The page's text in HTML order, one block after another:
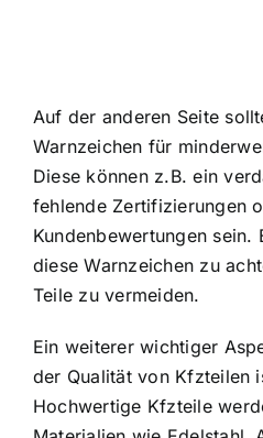
Auf der anderen Seite
Warnzeichen für
Diese können z.B. ein
fehlende Zertifizierungen
Kundenbewertungen
diese Warnzeichen zu
Teile zu vermeiden.
Ein weiterer wichtiger
der Qualität von Kfzteilen
Hochwertige Kfzteile